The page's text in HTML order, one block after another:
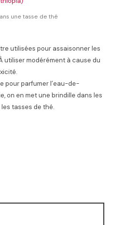
une tasse de thé
utilisées pour assaisonner les
utiliser modérément à cause du
pour parfumer l’eau-de-
on en met une brindille dans les
tasses de thé.